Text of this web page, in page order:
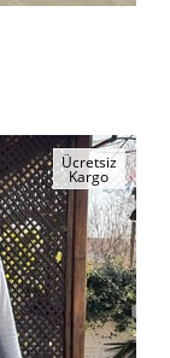
Ücretsiz
Kargo